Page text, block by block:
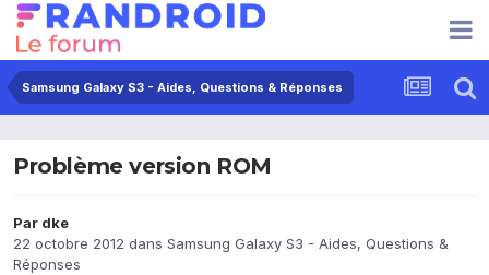
Samsung Galaxy S3 - Aides, Questions & Réponses
Problème version ROM
Par dke
22 octobre 2012 dans Samsung Galaxy S3 - Aides, Questions &
Réponses